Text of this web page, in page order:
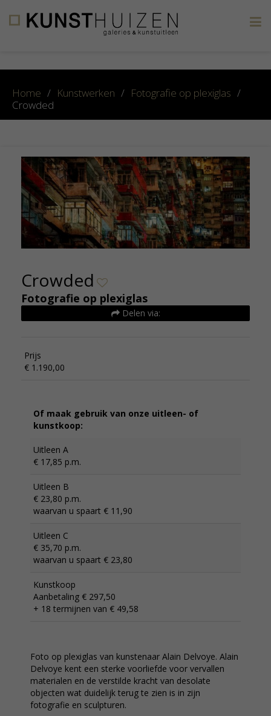
Home / Kunstwerken / Fotografie op plexiglas /
Crowded
Crowded
Fotografie op plexiglas
Delen via:
Prijs
€ 1.190,00
Of maak gebruik van onze uitleen- of
kunstkoop:
Uitleen A
€ 17,85 p.m.
Uitleen B
€ 23,80 p.m.
waarvan u spaart € 11,90
Uitleen C
€ 35,70 p.m.
waarvan u spaart € 23,80
Kunstkoop
Aanbetaling € 297,50
+ 18 termijnen van € 49,58
Foto op plexiglas van kunstenaar Alain Delvoye. Alain
Delvoye kent een sterke voorliefde voor vervallen
materialen en de verstilde kracht van desolate
objecten wat duidelijk terug te zien is in zijn
fotografie en sculpturen.